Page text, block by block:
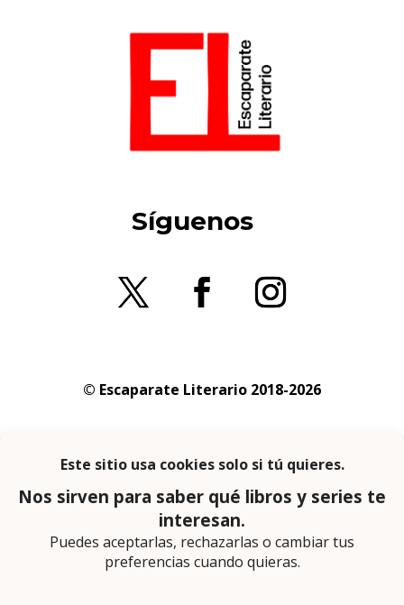
Síguenos
© Escaparate Literario 2018-2026
privacidad
En calidad de afiliado de Amazon obtengo
ingresos por las compras adscritas que